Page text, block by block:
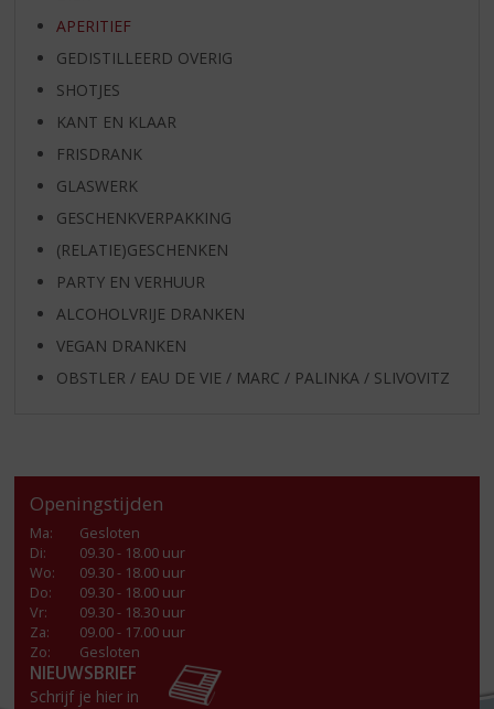
APERITIEF
GEDISTILLEERD OVERIG
SHOTJES
KANT EN KLAAR
FRISDRANK
GLASWERK
GESCHENKVERPAKKING
(RELATIE)GESCHENKEN
PARTY EN VERHUUR
ALCOHOLVRIJE DRANKEN
VEGAN DRANKEN
OBSTLER / EAU DE VIE / MARC / PALINKA / SLIVOVITZ
Openingstijden
Ma:
Gesloten
Di:
09.30 - 18.00 uur
Wo:
09.30 - 18.00 uur
Do:
09.30 - 18.00 uur
Vr:
09.30 - 18.30 uur
Za:
09.00 - 17.00 uur
Zo:
Gesloten
NIEUWSBRIEF
Schrijf je hier in